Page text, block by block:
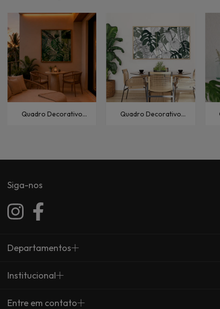
Quadro Decorativo
Quadro Decorativo
Siga-nos
Departamentos
Institucional
Entre em contato